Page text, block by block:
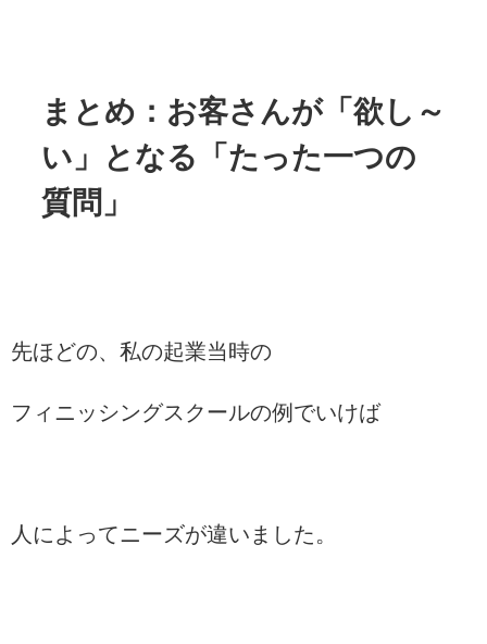
まとめ：お客さんが「欲し～
い」となる「たった一つの
質問」
先ほどの、私の起業当時の
フィニッシングスクールの例でいけば
人によってニーズが違いました。